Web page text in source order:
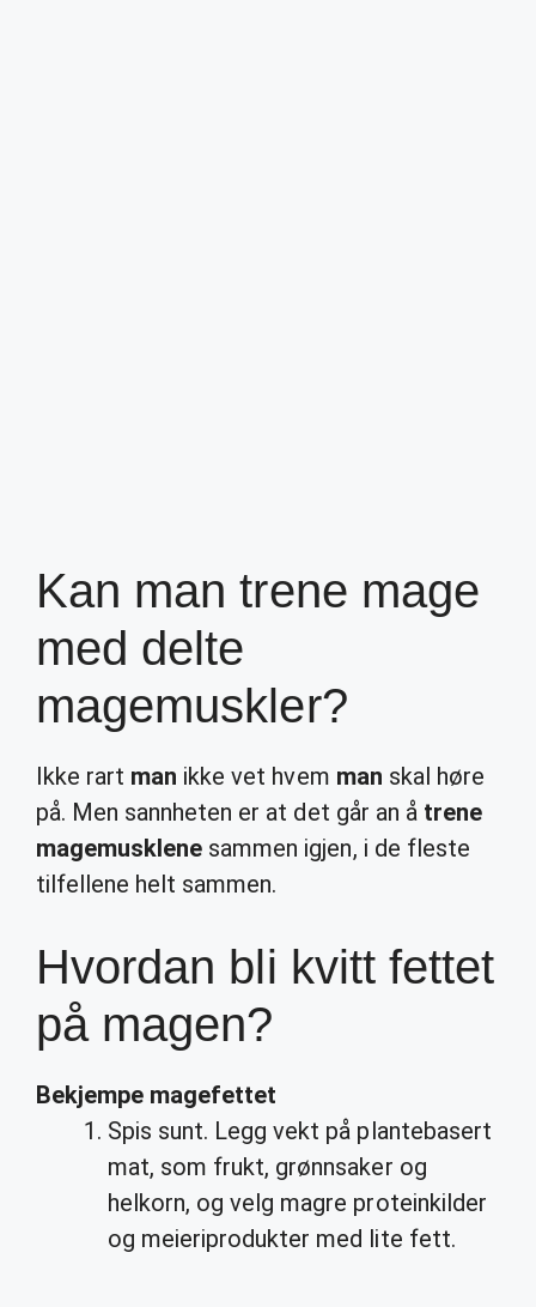
Kan man trene mage
med delte
magemuskler?
Ikke rart man ikke vet hvem man skal høre
på. Men sannheten er at det går an å trene
magemusklene sammen igjen, i de fleste
tilfellene helt sammen.
Hvordan bli kvitt fettet
på magen?
Bekjempe magefettet
Spis sunt. Legg vekt på plantebasert
mat, som frukt, grønnsaker og
helkorn, og velg magre proteinkilder
og meieriprodukter med lite fett.